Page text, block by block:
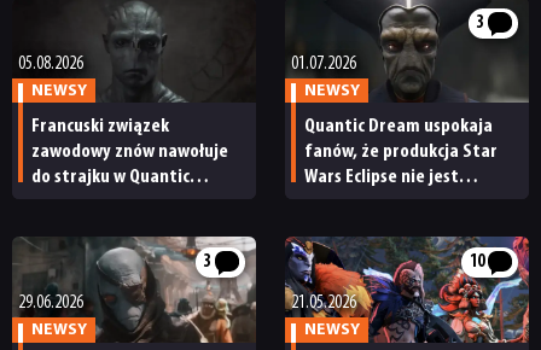
PUBLICYSTYKA
KULTURA
RETRO
TECHNOLOGIE
05.08.2026
NEWSY
Francuski związek
zawodowy znów nawołuje
do strajku w Quantic
3
01.07.2026
NEWSY
Quantic Dream uspokaja
fanów, że produkcja Star
Wars Eclipse nie jest
z planami”
3
29.06.2026
NEWSY
10
21.05.2026
NEWSY